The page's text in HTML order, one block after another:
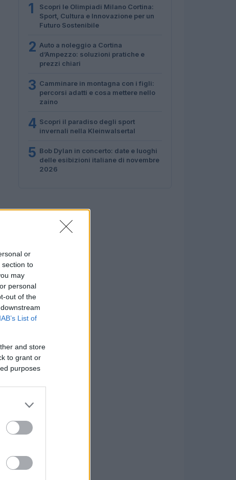
or
section to
may
personal
out of the
IAB’s List of
and store
to grant or
purposes
1
Scopri le Olimpiadi Milano Cortina:
Sport, Cultura e Innovazione per un
Futuro Sostenibile
2 Auto a noleggio a Cortina
d’Ampezzo: soluzioni pratiche e
prezzi chiari
3 Camminare in montagna con i figli:
percorsi adatti e cosa mettere nello
zaino
4 Scopri il paradiso degli sport
invernali nella Kleinwalsertal
5 Bob Dylan in concerto: date e luoghi
delle esibizioni italiane di novembre
2026